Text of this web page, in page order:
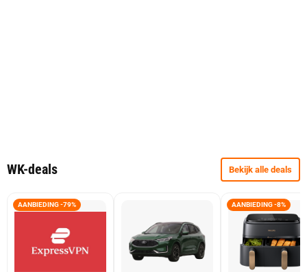
WK-deals Bekijk alle deals
AANBIEDING -79% AANBIEDING -8%